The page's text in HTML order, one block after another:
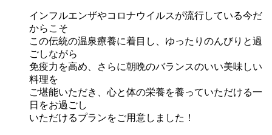
インフルエンザやコロナウイルスが流行している今だ
からこそ
この伝統の温泉療養に着目し、ゆったりのんびりと過
ごしながら
免疫力を高め、さらに朝晩のバランスのいい美味しい
料理を
ご堪能いただき、心と体の栄養を養っていただける一
日をお過ごし
いただけるプランをご用意しました！